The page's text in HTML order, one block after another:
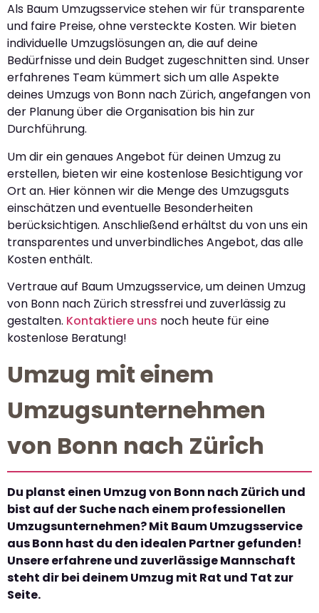
Als Baum Umzugsservice stehen wir für transparente
und faire Preise, ohne versteckte Kosten. Wir bieten
individuelle Umzugslösungen an, die auf deine
Bedürfnisse und dein Budget zugeschnitten sind. Unser
erfahrenes Team kümmert sich um alle Aspekte
deines Umzugs von Bonn nach Zürich, angefangen von
der Planung über die Organisation bis hin zur
Durchführung.
Um dir ein genaues Angebot für deinen Umzug zu
erstellen, bieten wir eine kostenlose Besichtigung vor
Ort an. Hier können wir die Menge des Umzugsguts
einschätzen und eventuelle Besonderheiten
berücksichtigen. Anschließend erhältst du von uns ein
transparentes und unverbindliches Angebot, das alle
Kosten enthält.
Vertraue auf Baum Umzugsservice, um deinen Umzug
von Bonn nach Zürich stressfrei und zuverlässig zu
gestalten. Kontaktiere uns noch heute für eine
kostenlose Beratung!
Umzug mit einem
Umzugsunternehmen
von Bonn nach Zürich
Du planst einen Umzug von Bonn nach Zürich und
bist auf der Suche nach einem professionellen
Umzugsunternehmen? Mit Baum Umzugsservice
aus Bonn hast du den idealen Partner gefunden!
Unsere erfahrene und zuverlässige Mannschaft
steht dir bei deinem Umzug mit Rat und Tat zur
Seite.